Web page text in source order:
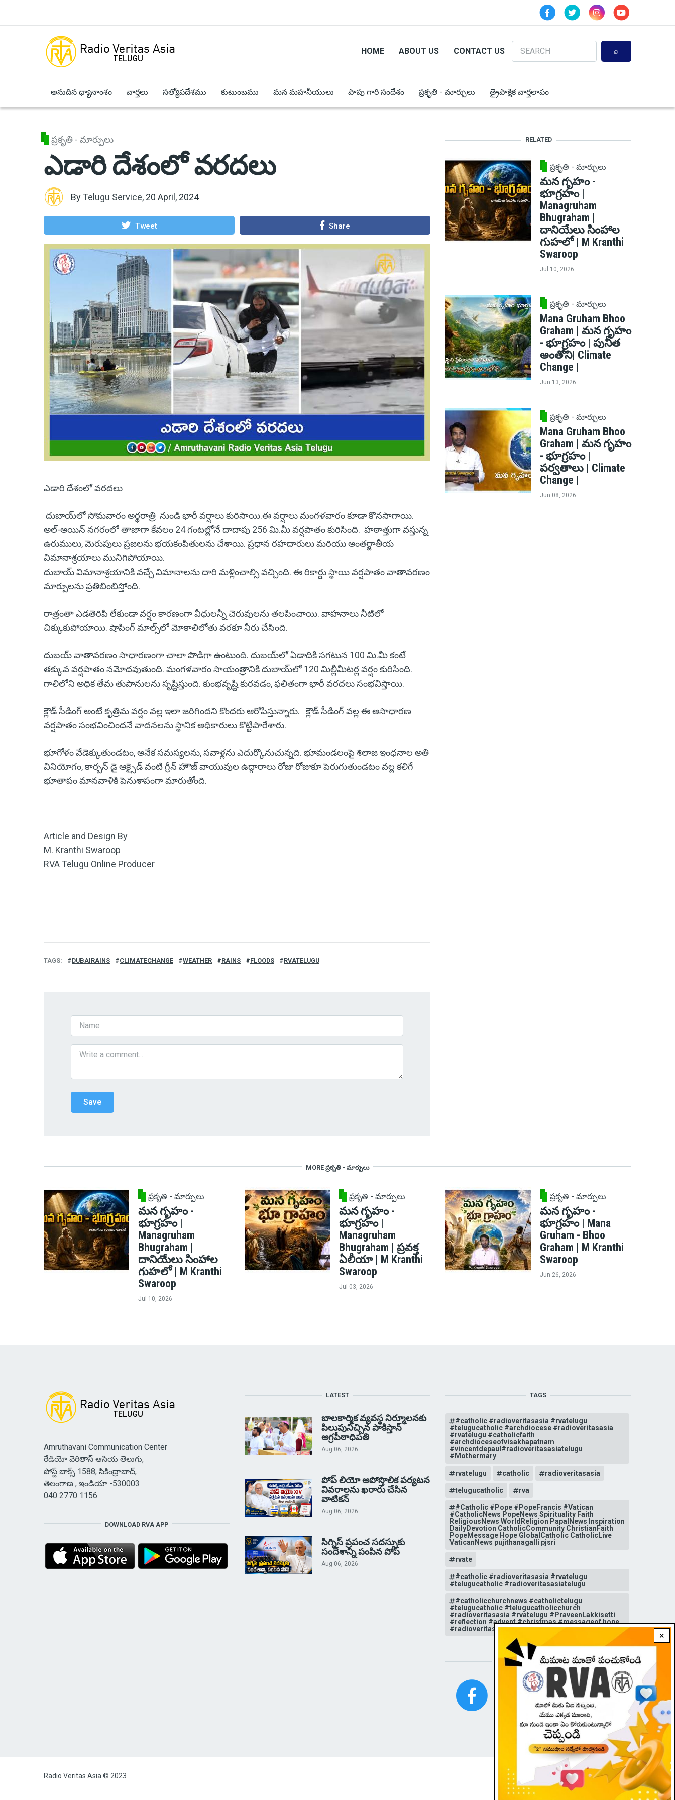
HOME ABOUT US CONTACT US
Search
అనుదిన ధ్యానాంశం వార్తలు సత్యోపదేశము కుటుంబము మన మహనీయులు పాపు గారి సందేశం ప్రకృతి - మార్పులు త్రైపాక్షిక వార్తలాపం
ప్రకృతి - మార్పులు
ఎడారి దేశంలో వరదలు
By Telugu Service, 20 April, 2024
Tweet Share
ఎడారి దేశంలో వరదలు
దుబాయ్‌లో సోమవారం అర్థరాత్రి నుండి భారీ వర్షాలు కురిసాయి.ఈ వర్షాలు మంగళవారం కూడా కొనసాగాయి.
అల్-అయిన్ నగరంలో తాజాగా కేవలం 24 గంటల్లోనే దాదాపు 256 మి.మీ వర్షపాతం కురిసింది. హఠాత్తుగా వస్తున్న
ఉరుములు, మెరుపులు ప్రజలను భయకంపితులను చేశాయి. ప్రధాన రహదారులు మరియు అంతర్జాతీయ
విమానాశ్రయాలు మునిగిపోయాయి.
దుబాయ్ విమానాశ్రయానికి వచ్చే విమానాలను దారి మళ్లించాల్సి వచ్చింది. ఈ రికార్డు స్థాయి వర్షపాతం వాతావరణం
మార్పులను ప్రతిబింబిస్తోంది.
రాత్రంతా ఎడతెరిపి లేకుండా వర్షం కారణంగా వీధులన్నీ చెరువులను తలపించాయి. వాహనాలు నీటిలో
చిక్కుకుపోయాయి. షాపింగ్ మాల్స్‌లో మోకాలిలోతు వరకూ నీరు చేసింది.
దుబయ్ వాతావరణం సాధారణంగా చాలా పొడిగా ఉంటుంది. దుబయ్‌లో ఏడాదికి సగటున 100 మి.మీ కంటే
తక్కువ వర్షపాతం నమోదవుతుంది. మంగళవారం సాయంత్రానికి దుబాయ్‌లో 120 మిల్లీమీటర్ల వర్షం కురిసింది.
గాలిలోని అధిక తేమ తుపానులను సృష్టిస్తుంది. కుంభవృష్టి కురవడం, ఫలితంగా భారీ వరదలు సంభవిస్తాయి.
క్లౌడ్ సీడింగ్ అంటే కృత్రిమ వర్షం వల్ల ఇలా జరిగిందని కొందరు ఆరోపిస్తున్నారు. క్లౌడ్ సీడింగ్ వల్ల ఈ అసాధారణ
వర్షపాతం సంభవించిందనే వాదనలను స్థానిక అధికారులు కొట్టిపారేశారు.
భూగోళం వేడెక్కుతుండటం, అనేక సమస్యలను, సవాళ్లను ఎదుర్కొనుచున్నది. భూమండలంపై శిలాజ ఇంధనాల అతి
వినియోగం, కార్బన్ డై ఆక్సైడ్ వంటి గ్రీన్ హౌజ్ వాయువుల ఉద్గారాలు రోజు రోజుకూ పెరుగుతుండటం వల్ల కలిగే
భూతాపం మానవాళికి పెనుశాపంగా మారుతోంది.
Article and Design By
M. Kranthi Swaroop
RVA Telugu Online Producer
TAGS DUBAIRAINS CLIMATECHANGE WEATHER RAINS FLOODS RVATELUGU
RELATED
ప్రకృతి - మార్పులు
మన గృహం -
భూగ్రహం |
Managruham
Bhugraham |
దానియేలు సింహాల
గుహలో | M Kranthi
Swaroop
Jul 10, 2026
ప్రకృతి - మార్పులు
Mana Gruham Bhoo
Graham | మన గృహం
- భూగ్రహం | పునీత
అంతోని| Climate
Change |
Jun 13, 2026
ప్రకృతి - మార్పులు
Mana Gruham Bhoo
Graham | మన గృహం
- భూగ్రహం |
పర్వతాలు | Climate
Change |
Jun 08, 2026
MORE ప్రకృతి - మార్పులు
ప్రకృతి - మార్పులు
మన గృహం -
భూగ్రహం |
Managruham
Bhugraham |
దానియేలు సింహాల
గుహలో | M Kranthi
Swaroop
Jul 10, 2026
ప్రకృతి - మార్పులు
మన గృహం -
భూగ్రహం |
Managruham
Bhugraham | ప్రవక్త
ఏలీయా | M Kranthi
Swaroop
Jul 03, 2026
ప్రకృతి - మార్పులు
మన గృహం -
భూగ్రహం | Mana
Gruham - Bhoo
Graham | M Kranthi
Swaroop
Jun 26, 2026
×
Amruthavani Communication Center
రేడియో వెరితాస్ ఆసియ తెలుగు,
పోస్ట్ బాక్స్ 1588, సికింద్రాబాద్,
తెలంగాణ , ఇండియా -530003
040 2770 1156
DOWNLOAD RVA APP
LATEST
బాలకార్మిక వ్యవస్థ నిర్మూలనకు
పిలుపునిచ్చిన పాకిస్తాన్
అగ్రపీఠాధిపతి
Aug 06, 2026
పోప్ లియో అపోస్తొలిక పర్యటన
వివరాలను ఖరారు చేసిన
వాటికన్
Aug 06, 2026
సిగ్నిస్ ప్రపంచ సదస్సుకు
సందేశాన్ని పంపిన పోప్
Aug 06, 2026
TAGS
#catholic #radioveritasasia #rvatelugu
#telugucatholic #archdiocese #radioveritasasia
#rvatelugu #catholicfaith
#archdioceseofvisakhapatnam
#vincentdepaul#radioveritasasiatelugu
#Mothermary
rvatelugu catholic radioveritasasia
telugucatholic rva
#Catholic #Pope #PopeFrancis #Vatican
#CatholicNews PopeNews Spirituality Faith
ReligiousNews WorldReligion PapalNews Inspiration
DailyDevotion CatholicCommunity ChristianFaith
PopeMessage Hope GlobalCatholic CatholicLive
VaticanNews pujithanagalli pjsri
rvate
#catholic #radioveritasasia #rvatelugu
#telugucatholic #radioveritasasiatelugu
#catholicchurchnews #catholictelugu
#telugucatholic #telugucatholicchurch
#radioveritasasia #rvatelugu #PraveenLakkisetti
#reflection #advent #christmas #messageof hope
#radioveritas #rvatelugu #viral #insta
STAY CONNECTED WITH US!
Radio Veritas Asia © 2023
Dark theme